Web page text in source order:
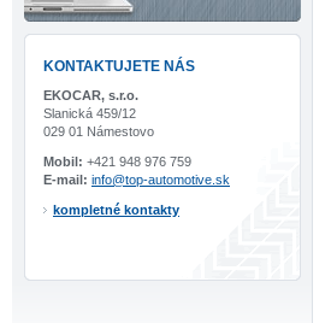
KONTAKTUJETE NÁS
EKOCAR, s.r.o.
Slanická 459/12
029 01 Námestovo
Mobil: +421 948 976 759
E-mail: info@top-automotive.sk
kompletné kontakty